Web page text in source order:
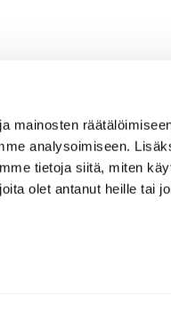
mainosten
analysoimiseen.
tietoja siitä, miten
olet antanut heille tai